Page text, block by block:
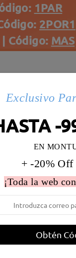
1PAR
2POR1
Código: MAS
de lentes: 54 mm
de la montura: Tr
Exclusivo
-
EN
+ -20% Off
¡Toda la web
Obtén